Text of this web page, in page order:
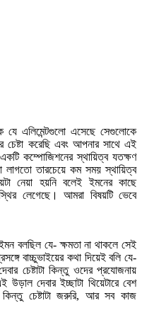
যে এলিমেন্টগুলো এসেছে সেগুলোকে
চেষ্টা করেছি এবং আপনার সাথে এই
কম্পোজিশনের স্থায়িত্ব যতক্ষণ
লাগতো তারচেয়ে কম সময় স্থায়িত্ব
নেয়া হয়নি বলেই ইমনের কাছে
লেগেছে। আমরা বিষয়টি ভেবে
বলছিল যে- ক্ষমতা না থাকলে সেই
বাচ্চুভাইয়ের কথা দিয়েই বলি যে-
চেষ্টাটা কিন্তু ওদের প্রযোজনায়
দেবার ইচ্ছাটা থিয়েটারে বেশ
চেষ্টাটা জরুরি, আর সব কাজ